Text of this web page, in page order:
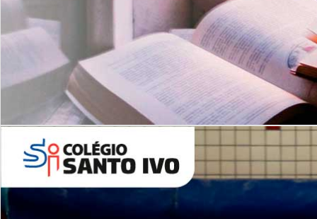
Leituras Literárias
6º AO 9º ANO FUNDAMENTAL
Inglês: Turmas Reduzidas
(Proficiência)
ALUNOS NOVOS
Entre em Contato